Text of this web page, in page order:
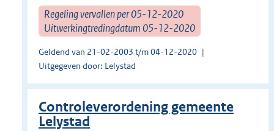
Regeling vervallen per 05-12-2020
Uitwerkingtredingdatum 05-12-2020
Geldend van 21-02-2003 t/m 04-12-2020
Uitgegeven door: Lelystad
Controleverordening gemeente
Lelystad